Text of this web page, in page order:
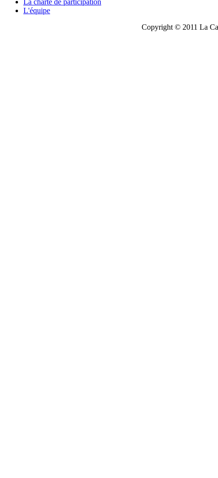
La charte de participation
L'équipe
Copyright © 2011 La